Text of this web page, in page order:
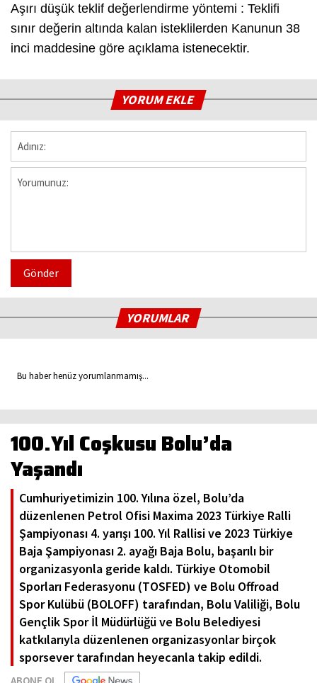
Aşırı düşük teklif değerlendirme yöntemi : Teklifi
sınır değerin altında kalan isteklilerden Kanunun 38
inci maddesine göre açıklama istenecektir.
YORUM EKLE
Gönder
YORUMLAR
Bu haber henüz yorumlanmamış...
100.Yıl Coşkusu Bolu’da
Yaşandı
Cumhuriyetimizin 100. Yılına özel, Bolu’da
düzenlenen Petrol Ofisi Maxima 2023 Türkiye Ralli
Şampiyonası 4. yarışı 100. Yıl Rallisi ve 2023 Türkiye
Baja Şampiyonası 2. ayağı Baja Bolu, başarılı bir
organizasyonla geride kaldı. Türkiye Otomobil
Sporları Federasyonu (TOSFED) ve Bolu Offroad
Spor Kulübü (BOLOFF) tarafından, Bolu Valiliği, Bolu
Gençlik Spor İl Müdürlüğü ve Bolu Belediyesi
katkılarıyla düzenlenen organizasyonlar birçok
sporsever tarafından heyecanla takip edildi.